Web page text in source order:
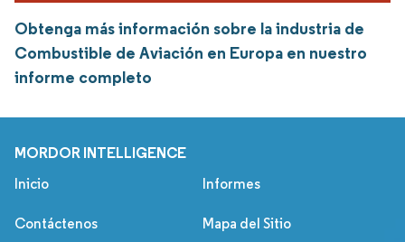
Obtenga más información sobre la industria de
Combustible de Aviación en Europa en nuestro
informe completo
MORDOR INTELLIGENCE
Inicio Informes
Contáctenos Mapa del Sitio